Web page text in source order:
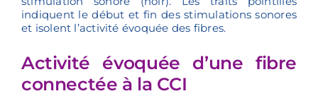
indiquent le début et fin des stimulations sonores
et isolent l’activité évoquée des fibres.
Activité évoquée d’une fibre
connectée à la CCI